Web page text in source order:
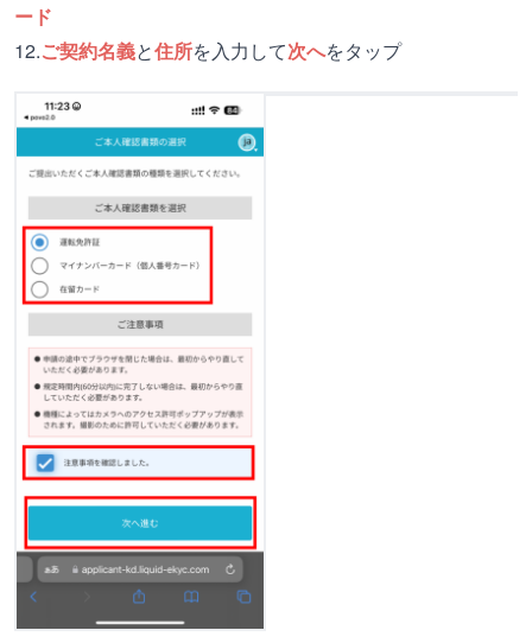
ード
12.ご契約名義と住所を入力して次へをタップ